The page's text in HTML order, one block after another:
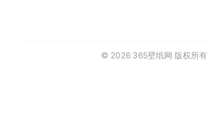
© 2026 365壁纸网 版权所有